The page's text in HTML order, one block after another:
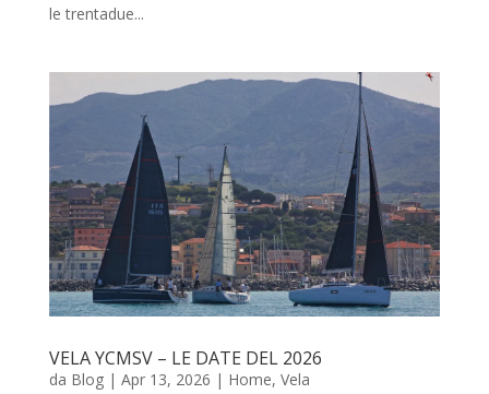
le trentadue...
VELA YCMSV – LE DATE DEL 2026
da Blog| Apr 13, 2026 | Home, Vela